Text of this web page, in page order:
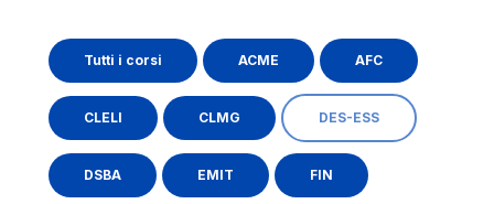
Tutti i corsi ACME AFC
CLELI CLMG DES-ESS
DSBA EMIT FIN